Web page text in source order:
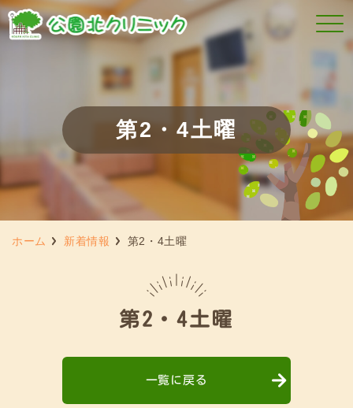
第2・4土曜
ホーム 新着情報 第2・4土曜
第2・4土曜
一覧に戻る